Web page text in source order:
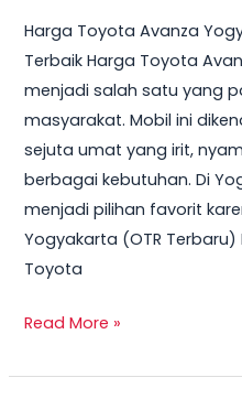
Harga Toyota Avanza
Terbaik Harga Toyota
menjadi salah satu yang
masyarakat. Mobil ini
sejuta umat yang irit,
berbagai kebutuhan. Di
menjadi pilihan favorit
Yogyakarta (OTR
Toyota
Read More »